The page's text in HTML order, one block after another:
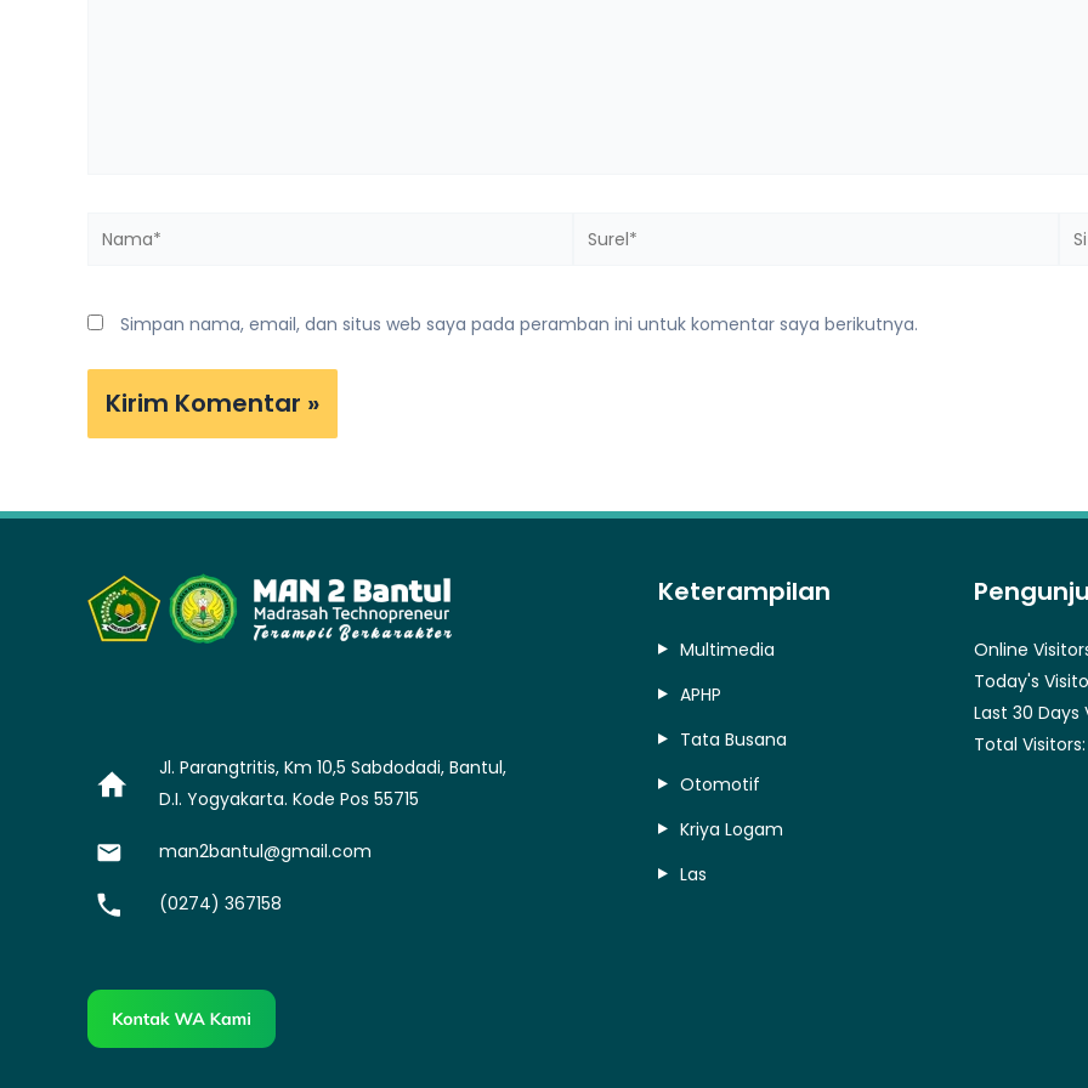
Nama* Surel*
Simpan nama, email, dan situs web saya pada peramban ini untuk komentar saya berikutnya.
Jl. Parangtritis, Km 10,5 Sabdodadi, Bantul,
D.I. Yogyakarta. Kode Pos 55715
man2bantul@gmail.com
(0274) 367158
Keterampilan
Multimedia
APHP
Tata Busana
Otomotif
Kriya Logam
Las
Online
Today's
Last 30 Days
Total